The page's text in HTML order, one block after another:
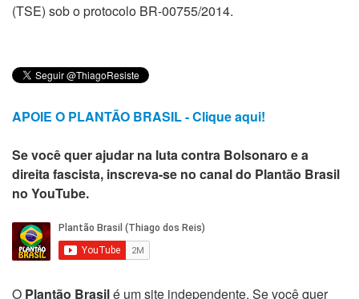
(TSE) sob o protocolo BR-00755/2014.
APOIE O PLANTÃO BRASIL - Clique aqui!
Se você quer ajudar na luta contra Bolsonaro e a
direita fascista, inscreva-se no canal do Plantão Brasil
no YouTube.
O Plantão Brasilé um site independente. Se você quer